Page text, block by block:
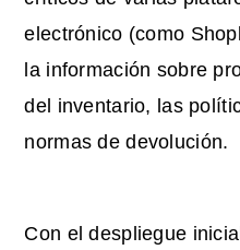
electrónico (como
la información sobre
del inventario, las
normas de devolución.
Con el despliegue